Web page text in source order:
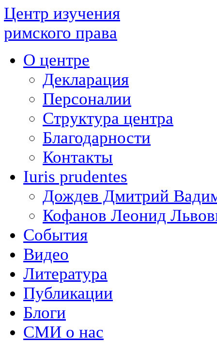
Центр изучения
римского права
О центре
Декларация
Персоналии
Структура центра
Благодарности
Контакты
Iuris prudentes
Дождев Дмитрий
Кофанов Леонид
События
Видео
Литература
Публикации
Блоги
СМИ о нас